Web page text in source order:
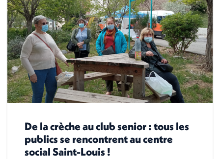
De la crèche au club senior : tous les
publics se rencontrent au centre
social Saint-Louis !